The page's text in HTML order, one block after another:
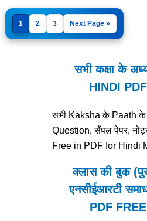
1 2 3 Next Page »
सभी कक्षा के
HINDI
सभी Kaksha के Paath
Question, सैंपल पेपर,
Free in PDF for Hindi
क्लास की बुक
एनसीईआरटी
PDF